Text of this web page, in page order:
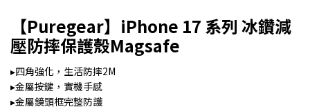
【Puregear】iPhone 17 系列 冰鑽減
壓防摔保護殼Magsafe
▸四角強化，生活防摔2M
▸金屬按鍵，實機手感
▸金屬鏡頭框完整防護